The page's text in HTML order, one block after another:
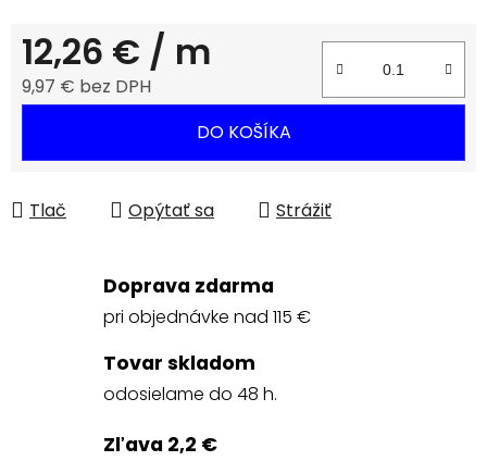
12,26 € / m
9,97 € bez DPH
DO KOŠÍKA
Tlač Opýtať sa Strážiť
Doprava zdarma
pri objednávke nad 115 €
Tovar skladom
odosielame do 48 h.
Zľava 2,2 €